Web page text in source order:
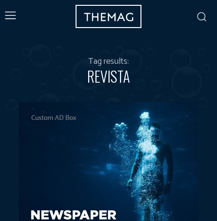
Tag results:
REVISTA